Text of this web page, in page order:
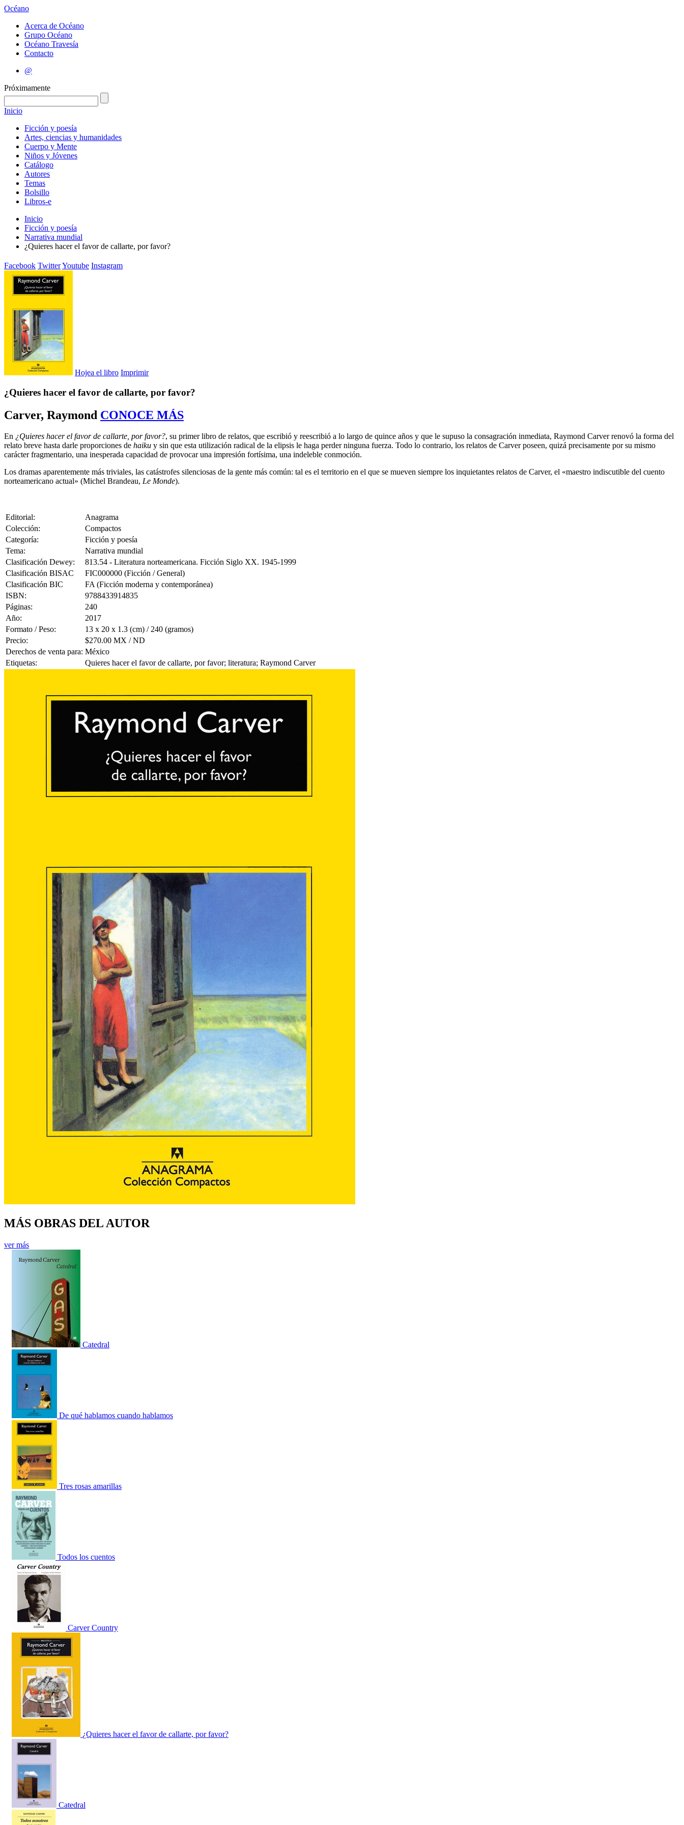
Océano
Acerca de Océano
Grupo Océano
Océano Travesía
Contacto
@
Próximamente
Inicio
Ficción y poesía
Artes, ciencias y humanidades
Cuerpo y Mente
Niños y Jóvenes
Catálogo
Autores
Temas
Bolsillo
Libros-e
Inicio
Ficción y poesía
Narrativa mundial
¿Quieres hacer el favor de callarte, por favor?
Facebook TwitterYoutube Instagram
Hojea el libro Imprimir
¿Quieres hacer el favor de callarte, por favor?
Carver, Raymond CONOCE MÁS
En ¿Quieres hacer el favor de callarte, por favor?, su primer libro de relatos, que escribió y reescribió a lo largo de quince años y que le supuso la consagración inmediata, Raymond Carver renovó la forma del
relato breve hasta darle proporciones de haiku y sin que esta utilización radical de la elipsis le haga perder ninguna fuerza. Todo lo contrario, los relatos de Carver poseen, quizá precisamente por su mismo
carácter fragmentario, una inesperada capacidad de provocar una impresión fortísima, una indeleble conmoción.
Los dramas aparentemente más triviales, las catástrofes silenciosas de la gente más común: tal es el territorio en el que se mueven siempre los inquietantes relatos de Carver, el «maestro indiscutible del cuento
norteamericano actual» (Michel Brandeau, Le Monde).
Editorial:
Anagrama
Colección:
Compactos
Categoría:
Ficción y poesía
Tema:
Narrativa mundial
Clasificación Dewey:
813.54 - Literatura norteamericana. Ficción Siglo XX. 1945-1999
Clasificación BISAC
FIC000000 (Ficción / General)
Clasificación BIC
FA (Ficción moderna y contemporánea)
ISBN:
9788433914835
Páginas:
240
Año:
2017
Formato / Peso:
13 x 20 x 1.3 (cm) / 240 (gramos)
Precio:
$270.00 MX / ND
Derechos de venta para: México
Etiquetas:
Quieres hacer el favor de callarte, por favor; literatura; Raymond Carver
MÁS OBRAS DEL AUTOR
ver más
Catedral
De qué hablamos cuando hablamos
Tres rosas amarillas
Todos los cuentos
Carver Country
¿Quieres hacer el favor de callarte, por favor?
Catedral